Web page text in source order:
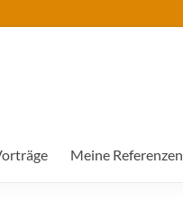
Meine Referenzen